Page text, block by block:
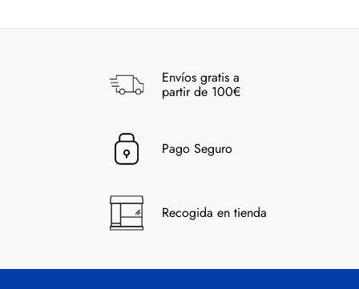
Envíos gratis a
partir de 100€
Pago Seguro
Recogida en tienda